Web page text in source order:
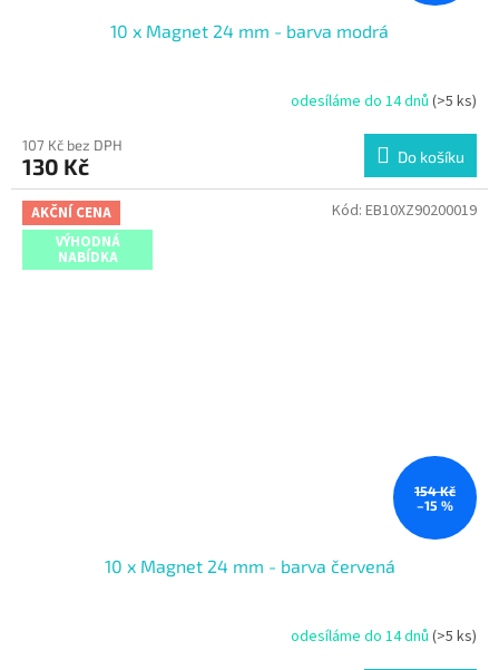
10 x Magnet 24 mm - barva modrá
odesíláme do 14 dnů (>5 ks)
107 Kč bez DPH
130 Kč Do košíku
AKČNÍ CENA
VÝHODNÁ
NABÍDKA
154 Kč
–15 %
10 x Magnet 24 mm - barva červená
odesíláme do 14 dnů (>5 ks)
Kód: EB10XZ90200019